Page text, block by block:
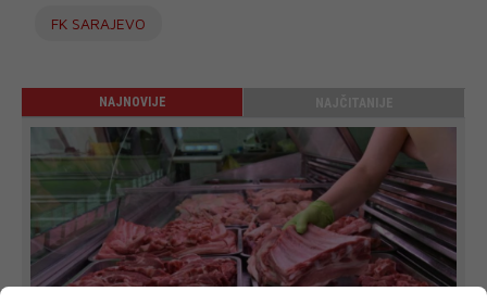
FK SARAJEVO
NAJNOVIJE